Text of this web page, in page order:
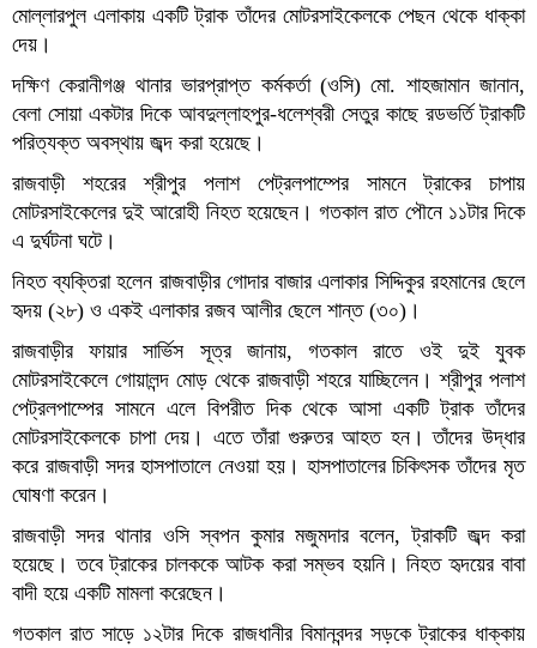
মোল্লারপুল এলাকায় একটি ট্রাক তাঁদের মোটরসাইকেলকে পেছন থেকে ধাক্কা
দেয়।
দক্ষিণ কেরানীগঞ্জ থানার ভারপ্রাপ্ত কর্মকর্তা (ওসি) মো. শাহজামান জানান,
বেলা সোয়া একটার দিকে আবদুল্লাহপুর-ধলেশ্বরী সেতুর কাছে রডভর্তি ট্রাকটি
পরিত্যক্ত অবস্থায় জব্দ করা হয়েছে।
রাজবাড়ী শহরের শ্রীপুর পলাশ পেট্রলপাম্পের সামনে ট্রাকের চাপায়
মোটরসাইকেলের দুই আরোহী নিহত হয়েছেন। গতকাল রাত পৌনে ১১টার দিকে
এ দুর্ঘটনা ঘটে।
নিহত ব্যক্তিরা হলেন রাজবাড়ীর গোদার বাজার এলাকার সিদ্দিকুর রহমানের ছেলে
হৃদয় (২৮) ও একই এলাকার রজব আলীর ছেলে শান্ত (৩০)।
রাজবাড়ীর ফায়ার সার্ভিস সূত্র জানায়, গতকাল রাতে ওই দুই যুবক
মোটরসাইকেলে গোয়ালন্দ মোড় থেকে রাজবাড়ী শহরে যাচ্ছিলেন। শ্রীপুর পলাশ
পেট্রলপাম্পের সামনে এলে বিপরীত দিক থেকে আসা একটি ট্রাক তাঁদের
মোটরসাইকেলকে চাপা দেয়। এতে তাঁরা গুরুতর আহত হন। তাঁদের উদ্ধার
করে রাজবাড়ী সদর হাসপাতালে নেওয়া হয়। হাসপাতালের চিকিৎসক তাঁদের মৃত
ঘোষণা করেন।
রাজবাড়ী সদর থানার ওসি স্বপন কুমার মজুমদার বলেন, ট্রাকটি জব্দ করা
হয়েছে। তবে ট্রাকের চালককে আটক করা সম্ভব হয়নি। নিহত হৃদয়ের বাবা
বাদী হয়ে একটি মামলা করেছেন।
গতকাল রাত সাড়ে ১২টার দিকে রাজধানীর বিমানবন্দর সড়কে ট্রাকের ধাক্কায়